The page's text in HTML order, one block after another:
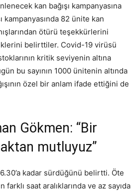
kan bağışı kampanyasına
kampanyasında 82 ünite kan
ötürü teşekkürlerini
belirttiler. Covid-19 virüsü
kritik seviyenin altına
bu sayının 1000 ünitenin altında
özel bir anlam ifade ettiğini de
Gökmen: “Bir
mutluyuz”
kadar sürdüğünü belirtti. Öte
saat aralıklarında ve az sayıda